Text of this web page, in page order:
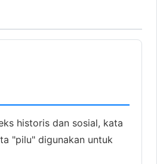
historis dan sosial, kata
"pilu" digunakan untuk